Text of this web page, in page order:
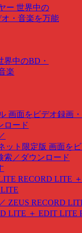
界中のBD・
楽
ット限定版 画面を
索／ダウンロード
RECORD LITE
ZEUS RECORD
LITE ＋ EDIT LITE